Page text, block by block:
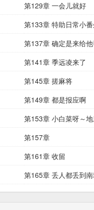
第129章 一会儿就好
第133章 特助日常小
第137章 确定是来给
第141章 季远凌来了
第145章 搓麻将
第149章 都是报应啊
第153章 小白菜呀～
第157章
第161章 收留
第165章 丢人都丢到南